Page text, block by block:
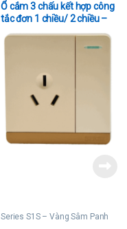
Ổ cắm 3 chấu kết hợp công
tắc đơn 1 chiều/ 2 chiều –
16A
Series S1S – Vàng Sâm Panh